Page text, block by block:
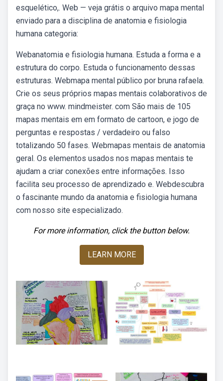
esquelético,. Web — veja grátis o arquivo mapa mental
enviado para a disciplina de anatomia e fisiologia
humana categoria:
Webanatomia e fisiologia humana. Estuda a forma e a
estrutura do corpo. Estuda o funcionamento dessas
estruturas. Webmapa mental público por bruna rafaela.
Crie os seus próprios mapas mentais colaborativos de
graça no www. mindmeister. com São mais de 105
mapas mentais em em formato de cartoon, e jogo de
perguntas e respostas / verdadeiro ou falso
totalizando 50 fases. Webmapas mentais de anatomia
geral. Os elementos usados nos mapas mentais te
ajudam a criar conexões entre informações. Isso
facilita seu processo de aprendizado e. Webdescubra
o fascinante mundo da anatomia e fisiologia humana
com nosso site especializado.
For more information, click the button below.
LEARN MORE